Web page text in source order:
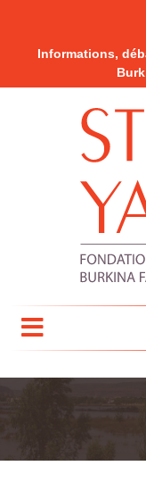
Informations,